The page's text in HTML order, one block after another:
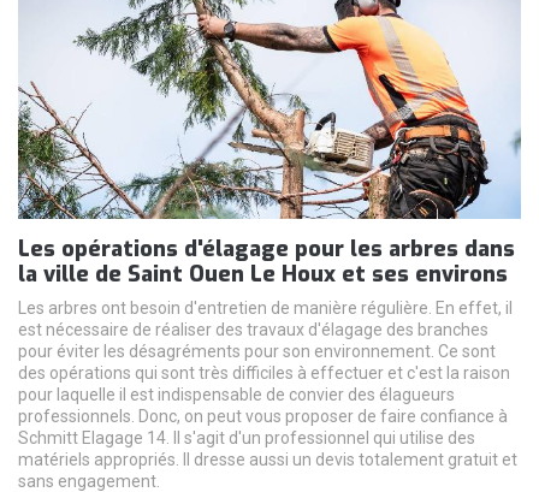
Les opérations d'élagage pour les arbres dans
la ville de Saint Ouen Le Houx et ses environs
Les arbres ont besoin d'entretien de manière régulière. En effet, il
est nécessaire de réaliser des travaux d'élagage des branches
pour éviter les désagréments pour son environnement. Ce sont
des opérations qui sont très difficiles à effectuer et c'est la raison
pour laquelle il est indispensable de convier des élagueurs
professionnels. Donc, on peut vous proposer de faire confiance à
Schmitt Elagage 14. Il s'agit d'un professionnel qui utilise des
matériels appropriés. Il dresse aussi un devis totalement gratuit et
sans engagement.